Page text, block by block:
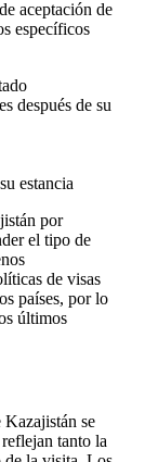
aceptación de
específicos
después de su
estancia
por
el tipo de
de visas
países, por lo
últimos
Kazajistán se
tanto la